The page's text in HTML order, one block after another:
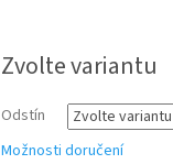
Zvolte variantu
Odstín
Možnosti doručení